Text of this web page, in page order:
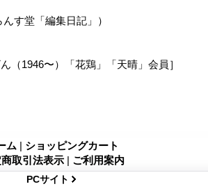
す堂「編集日記」）
（1946〜）「花鶏」「天晴」会員］
ム | ショッピングカート
取引法表示 | ご利用案内
PCサイト